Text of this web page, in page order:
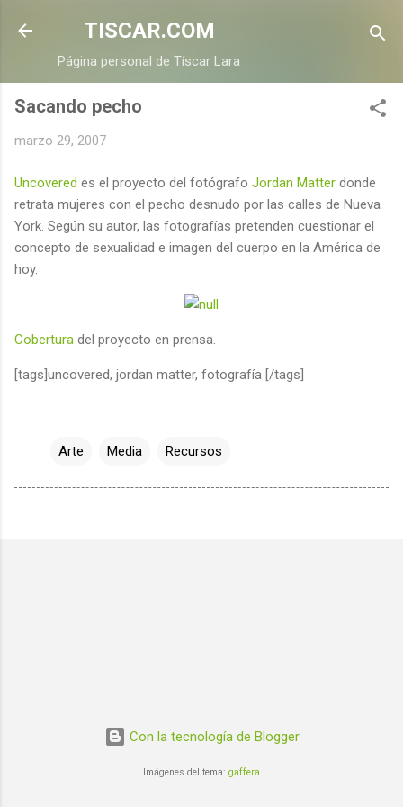
Ir al contenido principal
TISCAR.COM
Página personal de Tíscar Lara
Sacando pecho
marzo 29, 2007
Uncovered es el proyecto del fotógrafo Jordan Matter donde
retrata mujeres con el pecho desnudo por las calles de Nueva
York . Según su autor, las fotografías pretenden cuestionar el
concepto de sexualidad e imagen del cuerpo en la América de
hoy.
Cobertura del proyecto en prensa.
[tags]uncovered, jordan matter, fotografía [/tags]
Arte Media Recursos
Con la tecnología de Blogger
Imágenes del tema: gaffera